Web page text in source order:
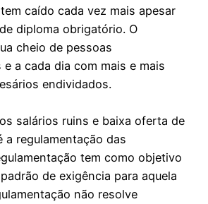
caído cada vez mais apesar
diploma obrigatório. O
cheio de pessoas
e a cada dia com mais e mais
endividados.
salários ruins e baixa oferta de
a regulamentação das
tem como objetivo
de exigência para aquela
não resolve